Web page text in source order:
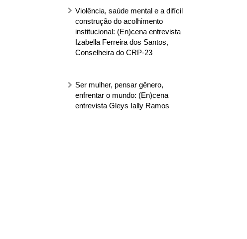
Violência, saúde mental e a difícil
construção do acolhimento
institucional: (En)cena entrevista
Izabella Ferreira dos Santos,
Conselheira do CRP-23
Ser mulher, pensar gênero,
enfrentar o mundo: (En)cena
entrevista Gleys Ially Ramos